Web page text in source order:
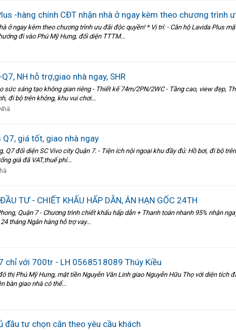
-hàng chính CĐT nhận nhà ở ngay kèm theo chương trình
ở ngay kèm theo chương trình ưu đãi độc quyền! * Vị trí: - Căn hộ Lavida Plus
đi vào Phú Mỹ Hưng, đối diện TTTM...
NH hỗ trợ,giao nhà ngay, SHR
sức sáng tạo không gian riêng - Thiết kế 74m/2PN/2WC - Tầng cao, view đẹp,
đi bộ trên không, khu vui chơi...
giá tốt, giao nhà ngay
Q7 đối diện SC Vivo city Quận 7. - Tiện ích nội ngoại khu đầy đủ: Hồ bơi, đi bộ
giá đã VAT,thuế phí...
TƯ - CHIẾT KHẤU HẤP DẪN, ÂN HẠN GỐC 24TH
Quận 7 - Chương trình chiết khấu hấp dẫn + Thanh toán nhanh 95% nhận
tháng Ngân hàng hỗ trợ vay...
chỉ với 700tr - LH 0568518089 Thúy Kiều
thị Phú Mỹ Hưng, mặt tiền Nguyễn Văn Linh giao Nguyễn Hữu Thọ với diện tích
bàn giao nhà có thể...
tư chọn căn theo yêu cầu khách